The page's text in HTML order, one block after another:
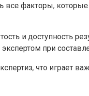
все факторы,
и доступность
при
что играет